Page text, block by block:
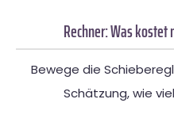
Rechner: Was kostet
Bewege die
Schätzung, wie